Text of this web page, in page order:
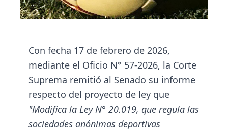
Con fecha 17 de febrero de 2026,
mediante el Oficio N° 57-2026, la Corte
Suprema remitió al Senado su informe
respecto del proyecto de ley que
"Modifica la Ley N° 20.019, que regula las
sociedades anónimas deportivas